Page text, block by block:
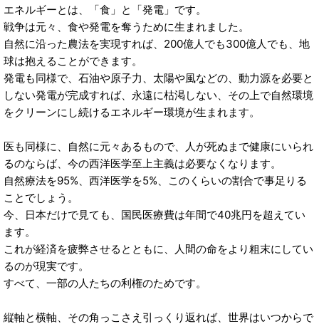
エネルギーとは、「食」と「発電」です。
戦争は元々、食や発電を奪うために生まれました。
自然に沿った農法を実現すれば、200億人でも300億人でも、地
球は抱えることができます。
発電も同様で、石油や原子力、太陽や風などの、動力源を必要と
しない発電が完成すれば、永遠に枯渇しない、その上で自然環境
をクリーンにし続けるエネルギー環境が生まれます。
医も同様に、自然に元々あるもので、人が死ぬまで健康にいられ
るのならば、今の西洋医学至上主義は必要なくなります。
自然療法を95%、西洋医学を5%、このくらいの割合で事足りる
ことでしょう。
今、日本だけで見ても、国民医療費は年間で40兆円を超えてい
ます。
これが経済を疲弊させるとともに、人間の命をより粗末にしてい
るのが現実です。
すべて、一部の人たちの利権のためです。
縦軸と横軸、その角っこさえ引っくり返れば、世界はいつからで